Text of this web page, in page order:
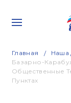
Главная Наша
Базарно-
Общественные
Пунктах